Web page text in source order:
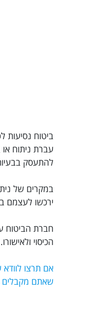
להתעסק
במקרים של
ירכשו לעצמם
חברת הביטוח
הכיסוי
שאתם מקבלים